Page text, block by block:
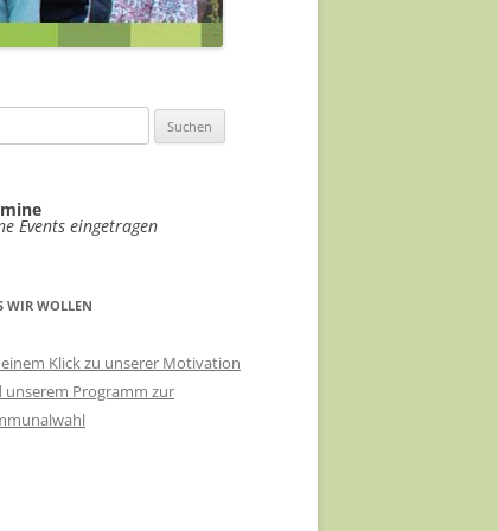
ABWASSERKONZEPT
FÖRDERGERSDORF
SACHKUNDIGE FÜR KLIMASCHUTZ
GEBIET STADTMITTE
THARANDT
MEHR TRANSPARENZ
STADTRATSSITZUNGEN IM
ERBGERICHT
ABWASSER FÖRDERGERSDORF
RADVERKEHRSKONZEPT
Events eingetragen
WIR WOLLEN
Klick zu unserer Motivation
unserem Programm zur